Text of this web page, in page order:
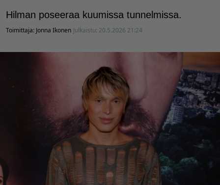
Hilman poseeraa kuumissa tunnelmissa.
Toimittaja: Jonna Ikonen Julkaistu: 20.5.2026 21:24